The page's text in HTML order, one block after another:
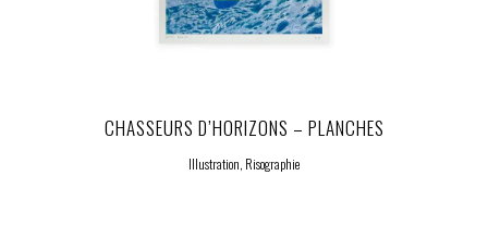
CHASSEURS D’HORIZONS – PLANCHES
Illustration, Risographie